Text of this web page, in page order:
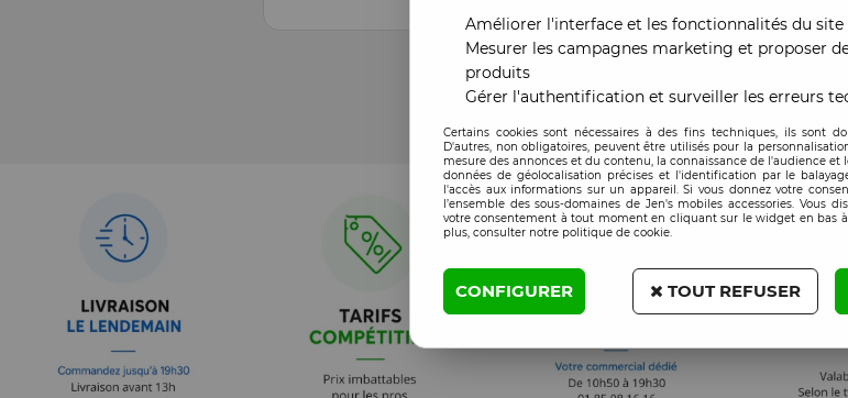
Améliorer l'interface et les fonctionnalités du site
Mesurer les campagnes marketing et proposer
produits
Gérer l'authentification et surveiller les erreurs
Certains cookies sont nécessaires à des fins techniques, ils sont
D'autres, non obligatoires, peuvent être utilisés pour la
mesure des annonces et du contenu, la connaissance de l'audience et
données de géolocalisation précises et l'identification par le
l'accès aux informations sur un appareil. Si vous donnez votre
l’ensemble des sous-domaines de Jen's mobiles accessories. Vous
votre consentement à tout moment en cliquant sur le widget en bas
plus, consulter notre politique de cookie.
CONFIGURER TOUT REFUSER